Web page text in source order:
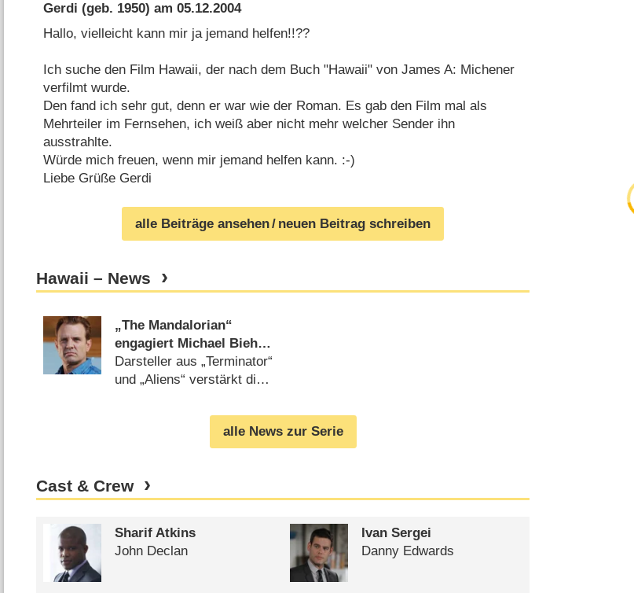
Gerdi (geb. 1950) am 05.12.2004
Hallo, vielleicht kann mir ja jemand helfen!!??
Ich suche den Film Hawaii, der nach dem Buch "Hawaii" von James A: Michener
verfilmt wurde.
Den fand ich sehr gut, denn er war wie der Roman. Es gab den Film mal als
Mehrteiler im Fernsehen, ich weiß aber nicht mehr welcher Sender ihn
ausstrahlte.
Würde mich freuen, wenn mir jemand helfen kann. :-)
Liebe Grüße Gerdi
alle Beiträge ansehen/ neuen Beitrag schreiben
Hawaii – News
„The Mandalorian“
engagiert Michael Biehn
für zweite Staffel
Darsteller aus „Terminator“
und „Aliens“ verstärkt die
alle News zur Serie
Cast & Crew
Sharif Atkins
John Declan
Ivan Sergei
Danny Edwards